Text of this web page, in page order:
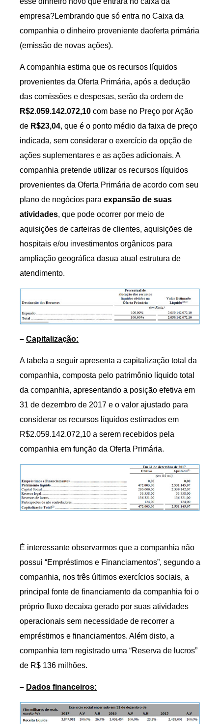
empresa?Lembrando que só entra no Caixa da
companhia o dinheiro proveniente daoferta primária
(emissão de novas ações).
A companhia estima que os recursos líquidos
provenientes da Oferta Primária, após a dedução
das comissões e despesas, serão da ordem de
R$2.059.142.072,10 com base no Preço por Ação
de R$23,04, que é o ponto médio da faixa de preço
indicada, sem considerar o exercício da opção de
ações suplementares e as ações adicionais. A
companhia pretende utilizar os recursos líquidos
provenientes da Oferta Primária de acordo com seu
plano de negócios para expansão de suas
atividades, que pode ocorrer por meio de
aquisições de carteiras de clientes, aquisições de
hospitais e/ou investimentos orgânicos para
ampliação geográfica dasua atual estrutura de
atendimento.
– Capitalização:
A tabela a seguir apresenta a capitalização total da
companhia, composta pelo patrimônio líquido total
da companhia, apresentando a posição efetiva em
31 de dezembro de 2017 e o valor ajustado para
considerar os recursos líquidos estimados em
R$2.059.142.072,10 a serem recebidos pela
companhia em função da Oferta Primária.
É interessante observarmos que a companhia não
possui “Empréstimos e Financiamentos”, segundo a
companhia, nos três últimos exercícios sociais, a
principal fonte de financiamento da companhia foi o
próprio fluxo decaixa gerado por suas atividades
operacionais sem necessidade de recorrer a
empréstimos e financiamentos. Além disto, a
companhia tem registrado uma “Reserva de lucros”
de R$ 136 milhões.
– Dados financeiros: